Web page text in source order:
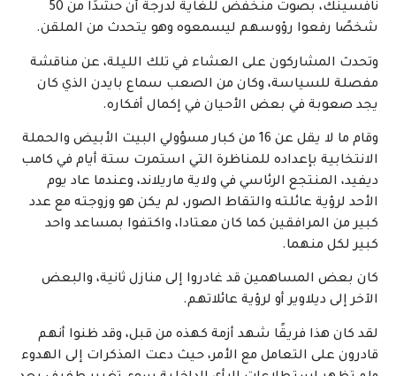
نافسينك، بصوت منخفض للغاية لدرجة أن حشدًا من 50
شخصًا رفعوا رؤوسهم ليسمعوه وهو يتحدث من الملقن.
وتحدث المشاركون على العشاء في تلك الليلة، عن مناقشة
مفصلة للسياسة، وكان من الصعب سماع بايدن الذي كان
يجد صعوبة في بعض الأحيان في إكمال أفكاره.
وقام ما لا يقل عن 16 من كبار مسؤولي البيت الأبيض والحملة
الانتخابية بإعداده للمناظرة التي استمرت ستة أيام في كامب
ديفيد، المنتجع الرئاسي في ولاية ماريلاند، وعندما عاد يوم
الأحد لرؤية عائلته والتقاط الصور، لم يكن هو وزوجته مع عدد
كبير من المرافقين كما كان معتادا، واكتفوا بمساعد واحد
كبير لكل منهما.
كان بعض المساهمين قد غادروا إلى منازل ثانية، والبعض
الآخر إلى ديلاوير أو لرؤية عائلاتهم.
لقد كان هذا فريقًا شهد أزمة كهذه من قبل، وقد ظنوا أنهم
قادرون على التعامل مع الأمر، حيث دعت المذكرات إلى الهدوء